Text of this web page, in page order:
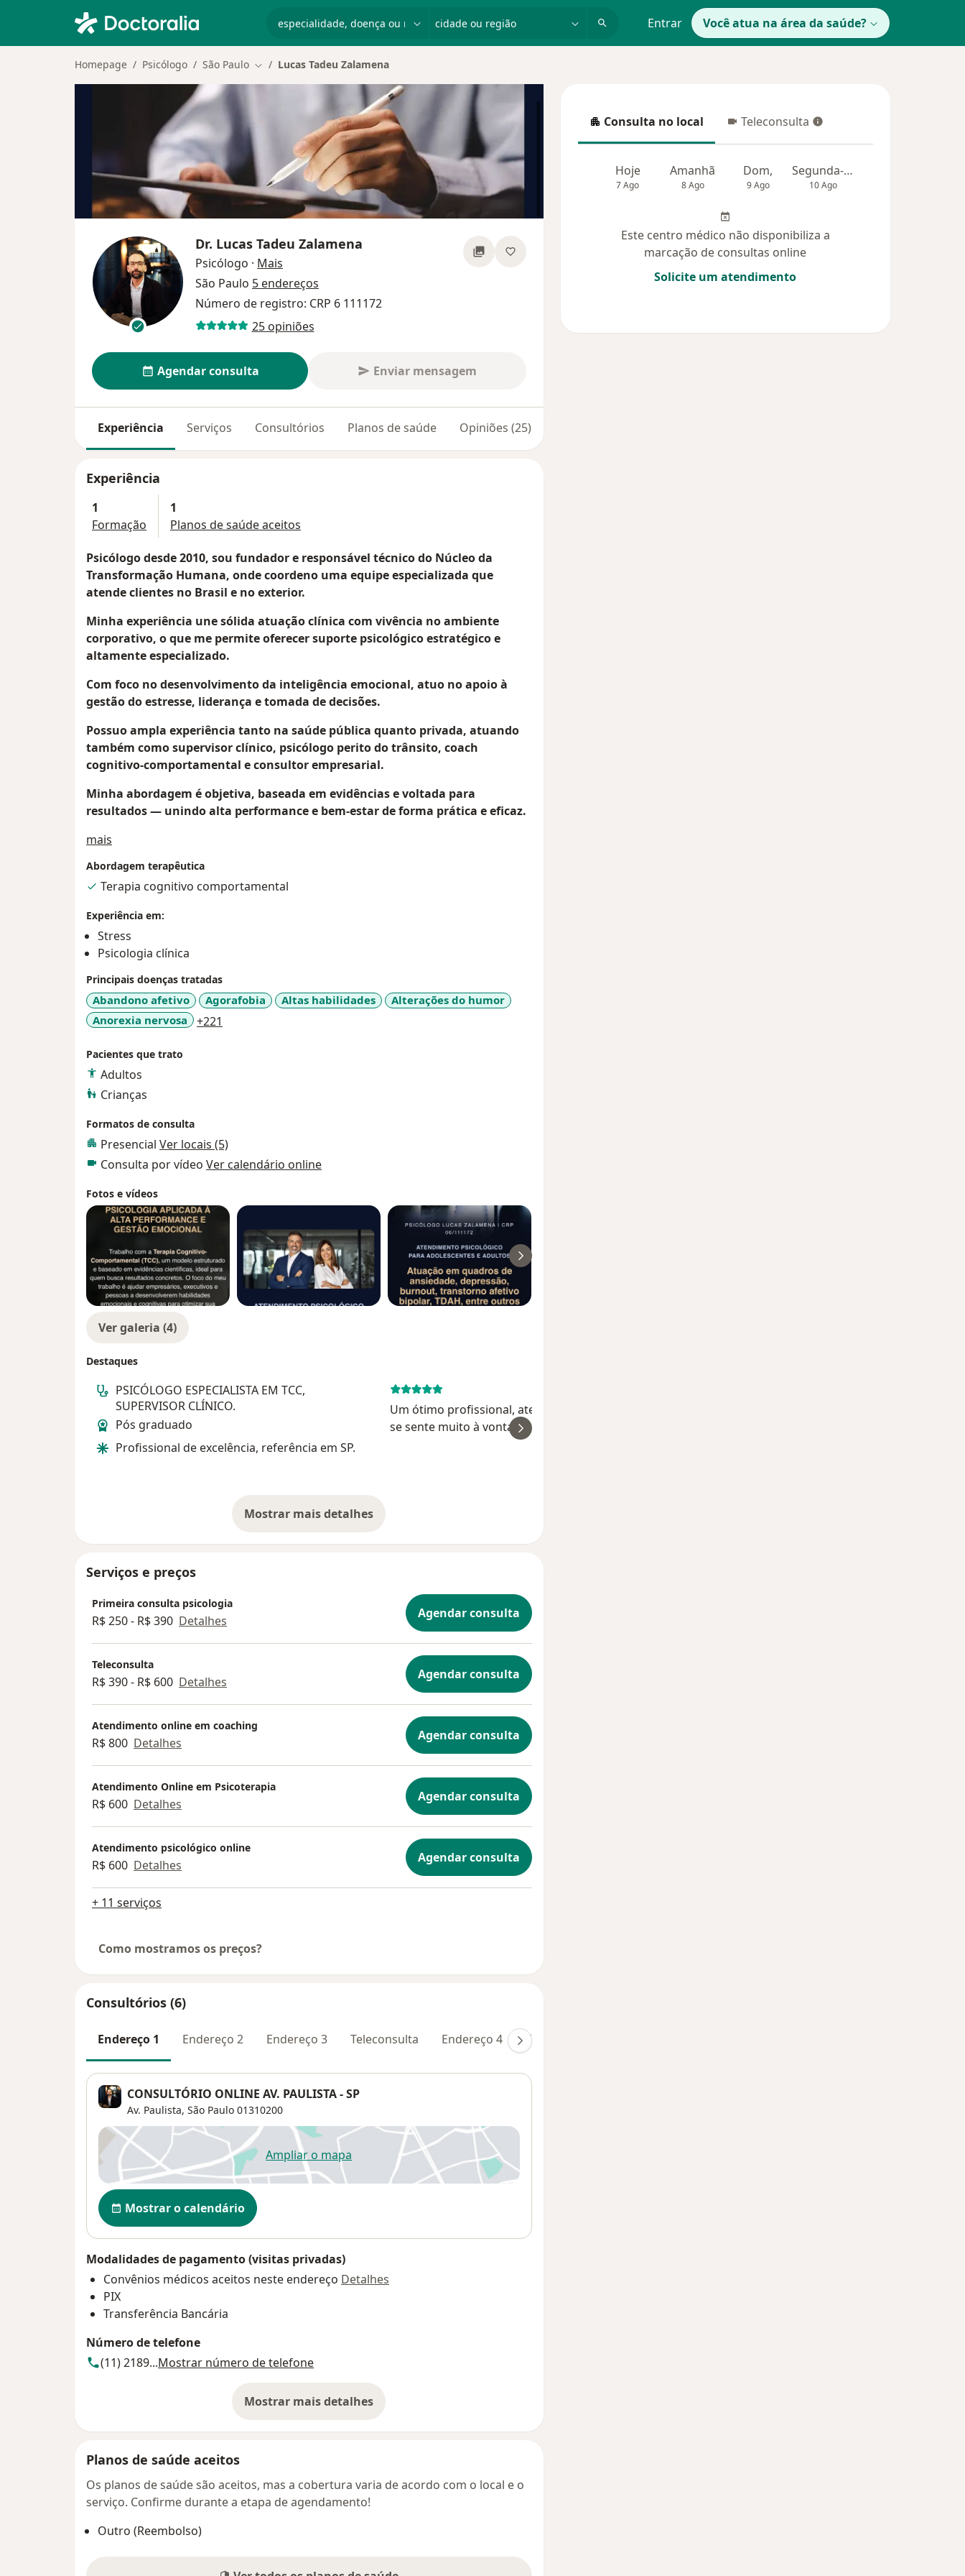
Entrar Você atua na área da saúde?
Homepage Psicólogo São Paulo Mudar de cidade
Lucas Tadeu Zalamena
Dr. Lucas Tadeu Zalamena
Psicólogo · Mais
São Paulo 5 endereços
Número de registro: CRP 6 111172
25 opiniões
Agendar consulta Enviar mensagem
Experiência Serviços Consultórios Planos de saúde Opiniões (25)
Experiência
1
Formação
1
Planos de saúde aceitos
Psicólogo desde 2010, sou fundador e responsável técnico do Núcleo da
Transformação Humana, onde coordeno uma equipe especializada que
atende clientes no Brasil e no exterior.
Minha experiência une sólida atuação clínica com vivência no ambiente
corporativo, o que me permite oferecer suporte psicológico estratégico e
altamente especializado.
Com foco no desenvolvimento da inteligência emocional, atuo no apoio à
gestão do estresse, liderança e tomada de decisões.
Possuo ampla experiência tanto na saúde pública quanto privada, atuando
também como supervisor clínico, psicólogo perito do trânsito, coach
cognitivo-comportamental e consultor empresarial.
Minha abordagem é objetiva, baseada em evidências e voltada para
resultados — unindo alta performance e bem-estar de forma prática e eficaz.
mais
Abordagem terapêutica
Terapia cognitivo comportamental
Experiência em:
Stress
Psicologia clínica
Principais doenças tratadas
Abandono afetivo Agorafobia Altas habilidades
Alterações do humor
Anorexia nervosa
+221
Pacientes que trato
Adultos
Crianças
Formatos de consulta
Presencial Ver locais (5)
Consulta por vídeo Ver calendário online
Fotos e vídeos
Ver galeria (4)
Destaques
PSICÓLOGO ESPECIALISTA EM TCC,
SUPERVISOR CLÍNICO.
Pós graduado
Profissional de excelência, referência em SP.
Um ótimo profissional, atento, acolhedor!! Você
se sente muito à vontade.
Mostrar mais detalhes
sobre a experiência
Serviços e preços
Primeira consulta psicologia
R$ 250 - R$ 390 Detalhes Agendar consulta
Teleconsulta
R$ 390 - R$ 600 Detalhes Agendar consulta
Atendimento online em coaching
R$ 800 Detalhes Agendar consulta
Atendimento Online em Psicoterapia
R$ 600 Detalhes Agendar consulta
Atendimento psicológico online
R$ 600 Detalhes Agendar consulta
+ 11 serviços
Como mostramos os preços?
Consultórios (6)
Endereço 1 Endereço 2 Endereço 3 Teleconsulta Endereço 4 Endereço 5
CONSULTÓRIO ONLINE AV. PAULISTA - SP
Av. Paulista, São Paulo 01310200
Ampliar o mapaabre num novo separador
Disponibilidade
Mostrar o calendário
Modalidades de pagamento (visitas privadas)
Convênios médicos aceitos neste endereço Detalhes
PIX
Transferência Bancária
Número de telefone
(11) 2189...Mostrar número de telefone
Mostrar mais detalhes
sobre o endereço
Planos de saúde aceitos
Os planos de saúde são aceitos, mas a cobertura varia de acordo com o local e o
serviço. Confirme durante a etapa de agendamento!
Outro (Reembolso)
Consulta no local
Consulta no local Teleconsulta
Teleconsulta
Hoje
7 Ago
Amanhã
8 Ago
Dom,
9 Ago
Segunda-feira
10 Ago
Este centro médico não disponibiliza a
marcação de consultas online
Solicite um atendimento